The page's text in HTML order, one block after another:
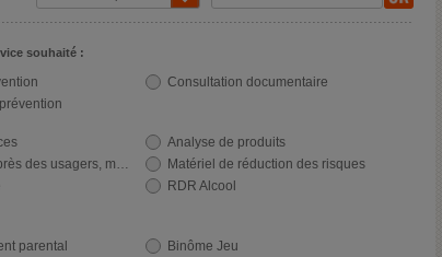
souhaité :
Consultation documentaire
Analyse de produits
usagers, milieu festif
Matériel de réduction des risques
RDR Alcool
parental
Binôme Jeu